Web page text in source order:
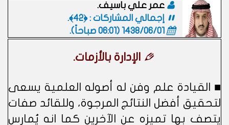
عمر علي باسيف.
إجمالي المشاركات : ﴿42﴾.
1438/06/01 (06:01 صباحاً)
.
الإدارة بالأزمات.
■ القيادة علم وفن له أصوله العلمية يسعى
لتحقيق أفضل النتائج المرجوة، وللقائد صفات
يتصف بها تميزه عن الآخرين كما انه يُمارس